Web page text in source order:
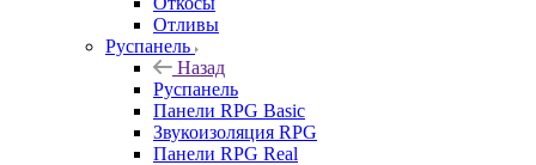
Отливы
Руспанель
Назад
Руспанель
Панели RPG Basic
Звукоизоляция RPG
Панели RPG Real